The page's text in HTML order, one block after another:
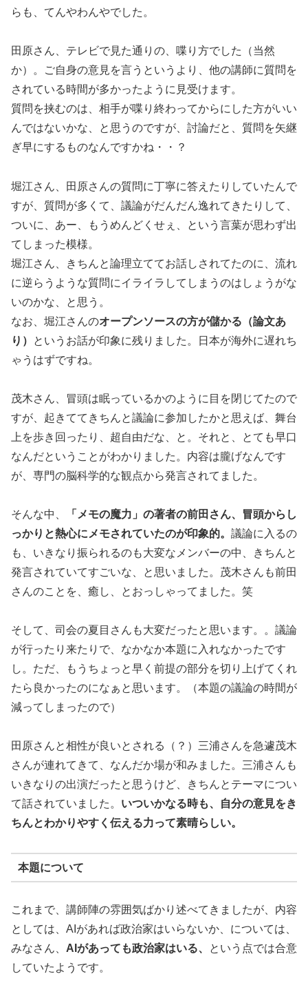
らも、てんやわんやでした。
田原さん、テレビで見た通りの、喋り方でした（当然
か）。ご自身の意見を言うというより、他の講師に質問を
されている時間が多かったように見受けます。
質問を挟むのは、相手が喋り終わってからにした方がいい
んではないかな、と思うのですが、討論だと、質問を矢継
ぎ早にするものなんですかね・・？
堀江さん、田原さんの質問に丁寧に答えたりしていたんで
すが、質問が多くて、議論がだんだん逸れてきたりして、
ついに、あー、もうめんどくせぇ、という言葉が思わず出
てしまった模様。
堀江さん、きちんと論理立ててお話しされてたのに、流れ
に逆らうような質問にイライラしてしまうのはしょうがな
いのかな、と思う。
なお、堀江さんのオープンソースの方が儲かる（論文あ
り）
というお話が印象に残りました。日本が海外に遅れち
ゃうはずですね。
茂木さん、冒頭は眠っているかのように目を閉じてたので
すが、起きててきちんと議論に参加したかと思えば、舞台
上を歩き回ったり、超自由だな、と。それと、とても早口
なんだということがわかりました。内容は朧げなんです
が、専門の脳科学的な観点から発言されてました。
そんな中、
「メモの魔力」の著者の前田さん、冒頭からし
っかりと熱心にメモされていたのが印象的。 議論に入るの
も、いきなり振られるのも大変なメンバーの中、きちんと
発言されていてすごいな、と思いました。茂木さんも前田
さんのことを、癒し、とおっしゃってました。笑
そして、司会の夏目さんも大変だったと思います。。議論
が行ったり来たりで、なかなか本題に入れなかったです
し。ただ、もうちょっと早く前提の部分を切り上げてくれ
たら良かったのになぁと思います。（本題の議論の時間が
減ってしまったので）
田原さんと相性が良いとされる（？）三浦さんを急遽茂木
さんが連れてきて、なんだか場が和みました。三浦さんも
いきなりの出演だったと思うけど、きちんとテーマについ
て話されていました。 いついかなる時も、自分の意見をき
ちんとわかりやすく伝える力って素晴らしい。
本題について
これまで、講師陣の雰囲気ばかり述べてきましたが、内容
としては、AIがあれば政治家はいらないか、については、
みなさん、 AIがあっても政治家はいる、
という点では合意
していたようです。